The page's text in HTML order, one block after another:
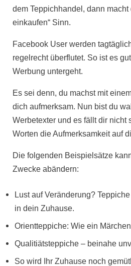
dem Teppichhandel, dann macht
einkaufen“ Sinn.
Facebook User werden
regelrecht überflutet. So ist es
Werbung untergeht.
Es sei denn, du machst mit
dich aufmerksam. Nun bist du
Werbetexter und es fällt dir nicht
Worten die Aufmerksamkeit auf
Die folgenden Beispielsätze
Zwecke abändern:
Lust auf Veränderung?
in dein Zuhause.
Orientteppiche: Wie ein
Qualitiätsteppiche – beinahe
So wird Ihr Zuhause noch